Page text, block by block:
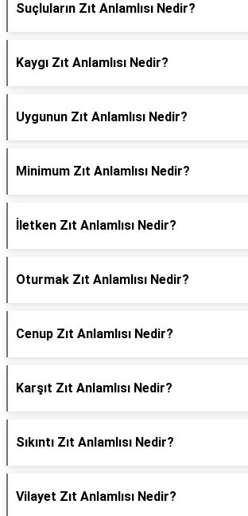
Suçluların Zıt Anlamlısı Nedir?
Kaygı Zıt Anlamlısı Nedir?
Uygunun Zıt Anlamlısı Nedir?
Minimum Zıt Anlamlısı Nedir?
İletken Zıt Anlamlısı Nedir?
Oturmak Zıt Anlamlısı Nedir?
Cenup Zıt Anlamlısı Nedir?
Karşıt Zıt Anlamlısı Nedir?
Sıkıntı Zıt Anlamlısı Nedir?
Vilayet Zıt Anlamlısı Nedir?